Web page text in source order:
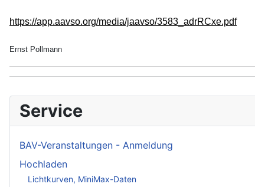
https://app.aavso.org/media/jaavso/3583_adrRCxe.pdf
Ernst Pollmann
Service
BAV-Veranstaltungen - Anmeldung
Hochladen
Lichtkurven, MiniMax-Daten